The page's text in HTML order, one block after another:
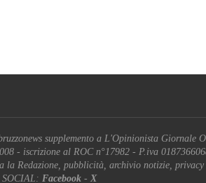
supplemento a L'Opinionista Giornale
- iscrizione al ROC n°17982 - P.iva
la Redazione, pubblicità, archivio notizie, privacy
SOCIAL: Facebook- X